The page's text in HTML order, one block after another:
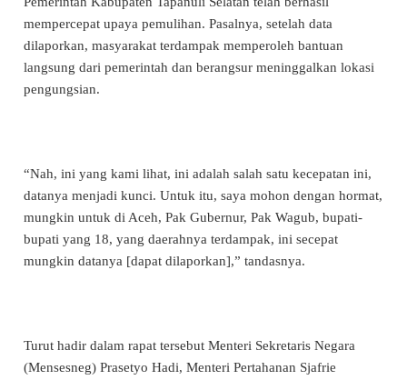
mempercepat upaya pemulihan. Pasalnya, setelah data
dilaporkan, masyarakat terdampak memperoleh bantuan
langsung dari pemerintah dan berangsur meninggalkan lokasi
pengungsian.
“Nah, ini yang kami lihat, ini adalah salah satu kecepatan ini,
datanya menjadi kunci. Untuk itu, saya mohon dengan hormat,
mungkin untuk di Aceh, Pak Gubernur, Pak Wagub, bupati-
bupati yang 18, yang daerahnya terdampak, ini secepat
mungkin datanya [dapat dilaporkan],” tandasnya.
Turut hadir dalam rapat tersebut Menteri Sekretaris Negara
(Mensesneg) Prasetyo Hadi, Menteri Pertahanan Sjafrie